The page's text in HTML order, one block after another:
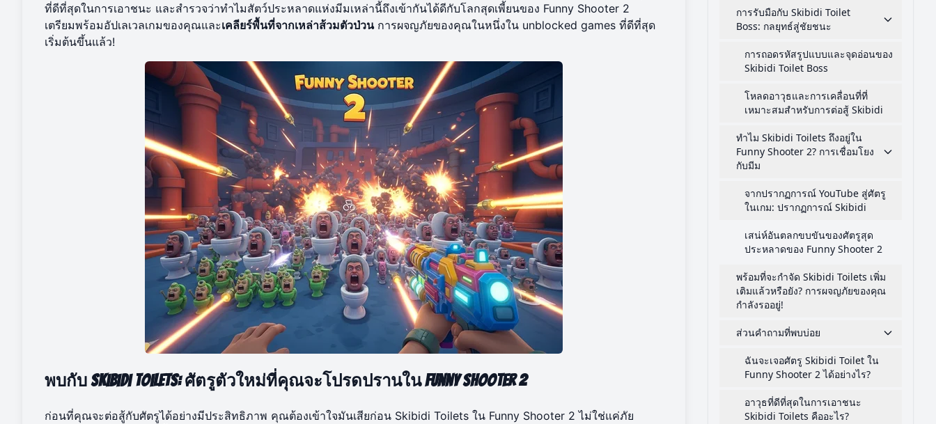
ที่ดีที่สุดในการเอาชนะ และสำรวจว่าทำไมสัตว์ประหลาดแห่งมีมเหล่านี้ถึงเข้ากันได้ดีกับโลกสุดเพี้ยนของ Funny Shooter 2
เตรียมพร้อมอัปเลเวลเกมของคุณและเคลียร์พื้นที่จากเหล่าส้วมตัวป่วนการผจญภัยของคุณในหนึ่งใน unblocked games ที่ดีที่สุด
เริ่มต้นขึ้นแล้ว!
พบกับ Skibidi Toilets: ศัตรูตัวใหม่ที่คุณจะโปรดปรานใน Funny Shooter 2
ก่อนที่คุณจะต่อสู้กับศัตรูได้อย่างมีประสิทธิภาพ คุณต้องเข้าใจมันเสียก่อน Skibidi Toilets ใน Funny Shooter 2 ไม่ใช่แค่ภัย
การรับมือกับ Skibidi Toilet
Boss: กลยุทธ์สู่ชัยชนะ
การถอดรหัสรูปแบบและจุดอ่อนของ
Skibidi Toilet Boss
โหลดอาวุธและการเคลื่อนที่ที่
เหมาะสมสำหรับการต่อสู้ Skibidi
ทำไม Skibidi Toilets ถึงอยู่ใน
Funny Shooter 2? การเชื่อมโยง
กับมีม
จากปรากฏการณ์ YouTube สู่ศัตรู
ในเกม: ปรากฏการณ์ Skibidi
เสน่ห์อันตลกขบขันของศัตรูสุด
ประหลาดของ Funny Shooter 2
พร้อมที่จะกำจัด Skibidi Toilets เพิ่ม
เติมแล้วหรือยัง? การผจญภัยของคุณ
กำลังรออยู่!
ส่วนคำถามที่พบบ่อย
ฉันจะเจอศัตรู Skibidi Toilet ใน
Funny Shooter 2 ได้อย่างไร?
อาวุธที่ดีที่สุดในการเอาชนะ
Skibidi Toilets คืออะไร?